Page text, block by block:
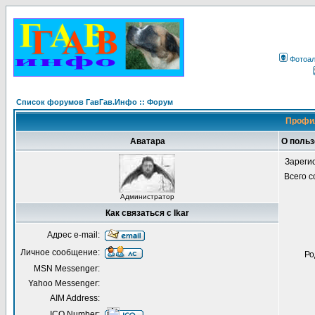
Список форумов ГавГав.Инфо :: Форум
Аватара О
Администратор
Всего
Как связаться с Ikar
Адрес e-mail:
Личное сообщение:
MSN Messenger:
Yahoo Messenger:
AIM Address: